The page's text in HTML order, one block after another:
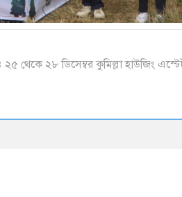
থেকে ২৮ ডিসেম্বর কুমিল্লা হাউজিং